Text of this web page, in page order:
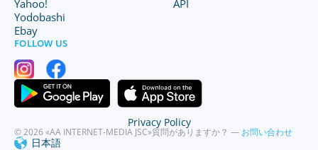
Yahoo!
Yodobashi
Ebay
API
FOLLOW US
© 2026 «AA INTERNET-MEDIA JSC»質問がありますか？ — お問い合わせ
日本語
Privacy Policy